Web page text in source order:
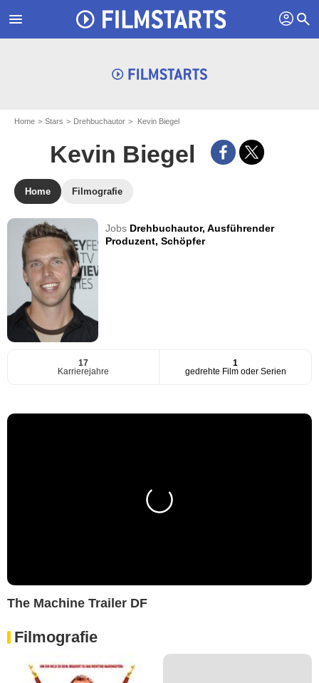
menu profil search
Home Stars Drehbuchautor Kevin Biegel
Kevin Biegel
Home Filmografie
Jobs Drehbuchautor,Ausführender
Produzent,Schöpfer
17
Karrierejahre
1
gedrehte Film oder Serien
The Machine Trailer DF
Filmografie